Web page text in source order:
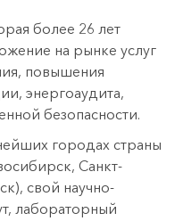
более 26 лет
на рынке услуг
повышения
энергоаудита,
безопасности.
городах страны
Санкт-
свой научно-
лабораторный